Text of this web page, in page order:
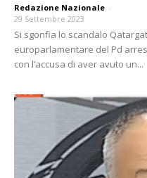
Redazione Nazionale -
29 Settembre 2023
Si sgonfia lo scandalo
europarlamentare del Pd
con l’accusa di aver avuto un...